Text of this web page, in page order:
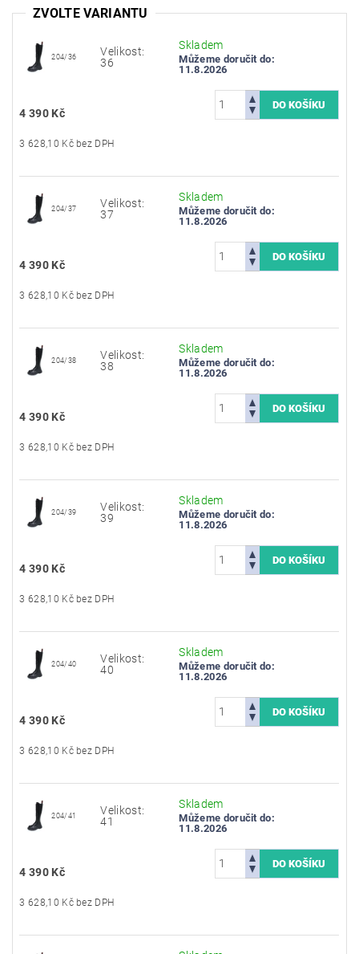
ZVOLTE VARIANTU
204/36
Velikost:
36
Skladem
Můžeme doručit do:
11.8.2026
4 390 Kč
3 628,10 Kč bez DPH
204/37
Velikost:
37
Skladem
Můžeme doručit do:
11.8.2026
4 390 Kč
3 628,10 Kč bez DPH
204/38
Velikost:
38
Skladem
Můžeme doručit do:
11.8.2026
4 390 Kč
3 628,10 Kč bez DPH
204/39
Velikost:
39
Skladem
Můžeme doručit do:
11.8.2026
4 390 Kč
3 628,10 Kč bez DPH
204/40
Velikost:
40
Skladem
Můžeme doručit do:
11.8.2026
4 390 Kč
3 628,10 Kč bez DPH
204/41
Velikost:
41
Skladem
Můžeme doručit do:
11.8.2026
4 390 Kč
3 628,10 Kč bez DPH